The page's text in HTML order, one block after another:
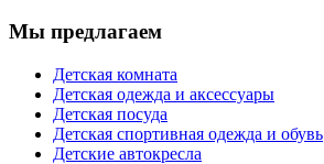
Мы предлагаем
Детская комната
Детская одежда и аксессуары
Детская посуда
Детская спортивная одежда и обувь
Детские автокресла